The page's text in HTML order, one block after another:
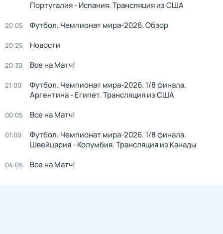
Португалия - Испания. Трансляция из США
20:05 Футбол. Чемпионат мира-2026. Обзор
20:25 Новости
20:30 Все на Матч!
21:00
Футбол. Чемпионат мира-2026. 1/8 финала.
Аргентина - Египет. Трансляция из США
00:05 Все на Матч!
01:00
Футбол. Чемпионат мира-2026. 1/8 финала.
Швейцария - Колумбия. Трансляция из Канады
04:05 Все на Матч!